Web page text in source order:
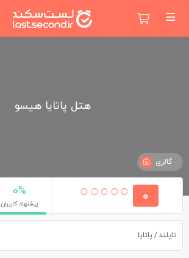
هتل پاتایا هیسو
گالری
0
0%
پیشنهاد کاربران
تایلند پاتایا